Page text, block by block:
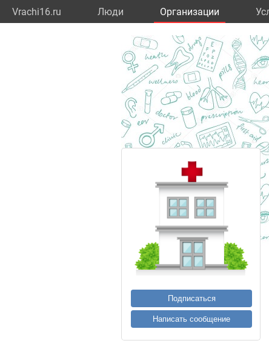
Vrachi16.ru Люди Организации
Подписаться
Написать сообщение